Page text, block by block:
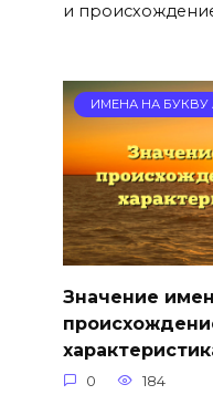
и
ИМЕНА НА БУКВУ
Значение
0 184